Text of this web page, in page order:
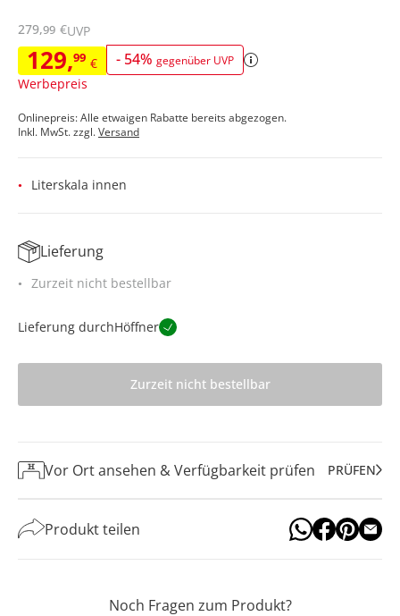
129,99 € - 54% gegenüber UVP
Werbepreis
279,99 €UVP
Onlinepreis: Alle etwaigen Rabatte bereits abgezogen.
Inkl. MwSt. zzgl.Versand
Literskala innen
Lieferung
Zurzeit nicht bestellbar
Lieferung durchHöffner
Zurzeit nicht bestellbar
Vor Ort ansehen & Verfügbarkeit prüfen PRÜFEN
Produkt teilen
Noch Fragen zum Produkt?